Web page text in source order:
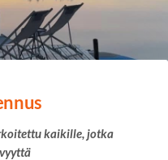
kaikille, jotka